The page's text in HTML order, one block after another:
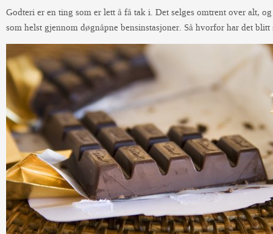
Godteri er en ting som er lett å få tak i. Det selges omtrent over alt,
som helst gjennom døgnåpne bensinstasjoner. Så hvorfor har det